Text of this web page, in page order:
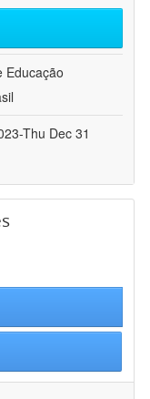
Educação
Thu Dec 31